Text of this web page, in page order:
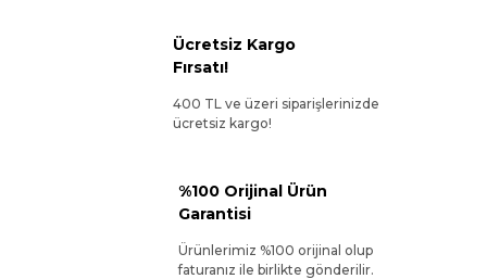
Ücretsiz Kargo
Fırsatı!
400 TL ve üzeri siparişlerinizde
ücretsiz kargo!
%100 Orijinal Ürün
Garantisi
Ürünlerimiz %100 orijinal olup
faturanız ile birlikte gönderilir.